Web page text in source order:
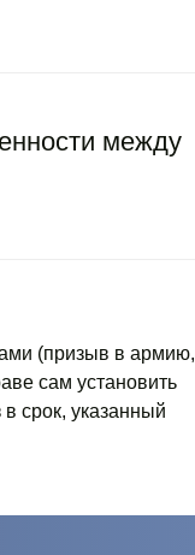
между
(призыв в армию,
сам установить
срок, указанный